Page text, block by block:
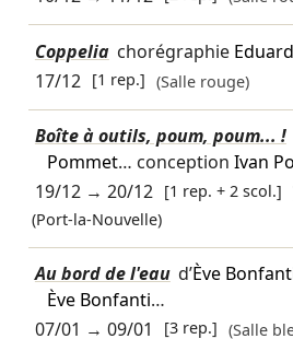
Coppelia chorégraphie
17/12 [1 rep.] (Salle rouge)
Boîte à outils, poum, poum... !
Pommet… conception Ivan
19/12→ 20/12 [1 rep. + 2 scol.]
(Port-la-Nouvelle)
Au bord de l'eau d’Ève
Ève Bonfanti…
07/01 → 09/01 [3 rep.] (Salle